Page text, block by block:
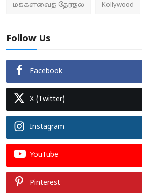
மக்களவைத் தேர்தல் Kollywood
Follow Us
Facebook
X (Twitter)
Instagram
YouTube
Pinterest